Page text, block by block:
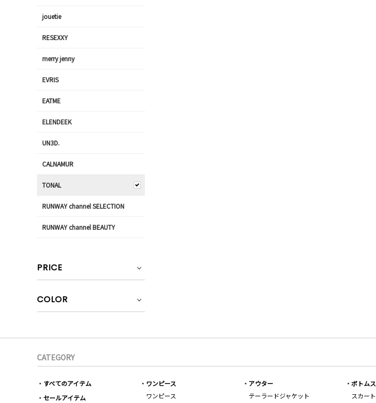
jouetie
RESEXXY
merry jenny
EVRIS
EATME
ELENDEEK
UN3D.
CALNAMUR
TONAL
RUNWAY channel SELECTION
RUNWAY channel BEAUTY
PRICE
COLOR
CATEGORY
すべてのアイテム
セールアイテム
ワンピース
ワンピース
アウター
テーラードジャケット
ボトムス
スカート